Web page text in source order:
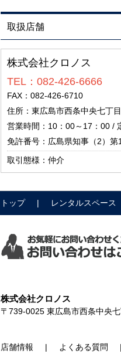
取扱店舗
株式会社クロノス
TEL：082-426-6666
FAX：082-426-6710
住所：東広島市西条中央七丁
営業時間：10：00～17：00 /
免許番号：広島県知事（2）第
取引態様：仲介
トップ レンタルスペー
株式会社クロノス
〒739-0025 東広島市西条中央
店舗情報 よくある質問